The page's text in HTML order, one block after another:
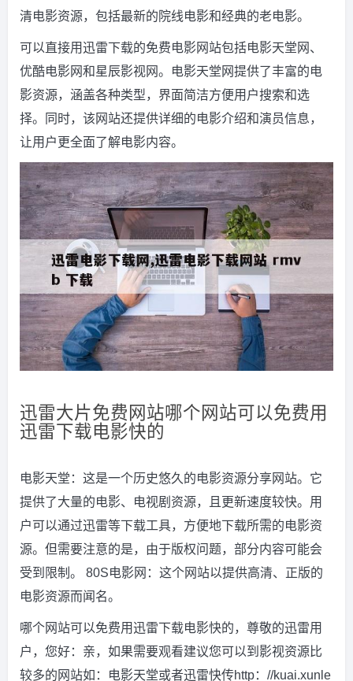
清电影资源，包括最新的院线电影和经典的老电影。
可以直接用迅雷下载的免费电影网站包括电影天堂网、
优酷电影网和星辰影视网。电影天堂网提供了丰富的电
影资源，涵盖各种类型，界面简洁方便用户搜索和选
择。同时，该网站还提供详细的电影介绍和演员信息，
让用户更全面了解电影内容。
迅雷大片免费网站哪个网站可以免费用
迅雷下载电影快的
电影天堂：这是一个历史悠久的电影资源分享网站。它
提供了大量的电影、电视剧资源，且更新速度较快。用
户可以通过迅雷等下载工具，方便地下载所需的电影资
源。但需要注意的是，由于版权问题，部分内容可能会
受到限制。 80S电影网：这个网站以提供高清、正版的
电影资源而闻名。
哪个网站可以免费用迅雷下载电影快的，尊敬的迅雷用
户，您好：亲，如果需要观看建议您可以到影视资源比
较多的网站如：电影天堂或者迅雷快传http：//kuai.xunle